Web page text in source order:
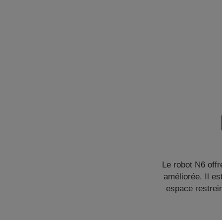
Le robot N6
améliorée. Il
espace